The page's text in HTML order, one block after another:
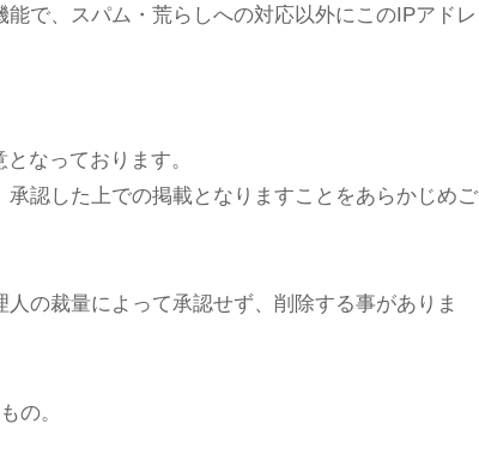
で、スパム・荒らしへの対応以外にこのIPアドレ
なっております。
認した上での掲載となりますことをあらかじめご
の裁量によって承認せず、削除する事がありま
の。